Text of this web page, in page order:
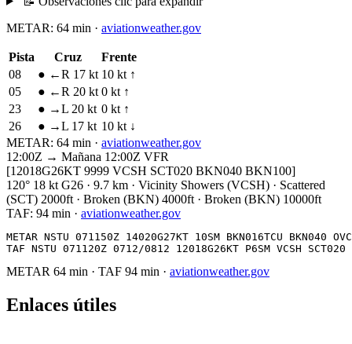
METAR: 64 min · aviationweather.gov
Pista Cruz
Frente
08
● ←R 17 kt 10 kt ↑
05
● ←R 20 kt 0 kt ↑
23
● →L 20 kt 0 kt ↑
26
● →L 17 kt 10 kt ↓
METAR: 64 min · aviationweather.gov
12:00Z → Mañana 12:00Z VFR
[12018G26KT 9999 VCSH SCT020 BKN040 BKN100]
120° 18 kt G26 · 9.7 km · Vicinity Showers (VCSH) · Scattered
(SCT) 2000ft · Broken (BKN) 4000ft · Broken (BKN) 10000ft
TAF: 94 min · aviationweather.gov
METAR NSTU 071150Z 14020G27KT 10SM BKN016TCU
TAF NSTU 071120Z 0712/0812 12018G26KT P6SM VCSH SCT020
METAR 64 min · TAF 94 min · aviationweather.gov
Enlaces útiles